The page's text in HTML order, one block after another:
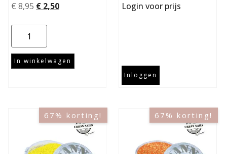
€ 8,95 € 2,50
In winkelwagen
Login voor prijs
Inloggen
67% korting! 67% korting!